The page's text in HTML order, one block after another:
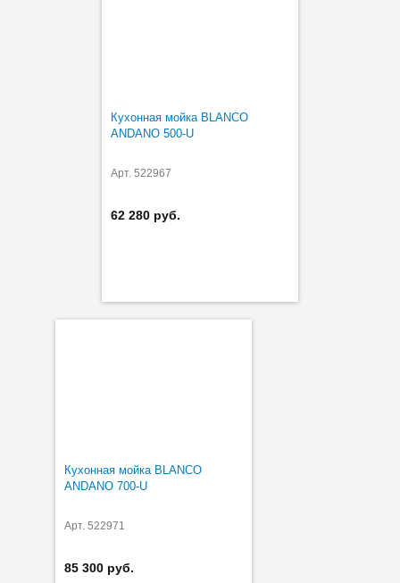
Кухонная мойка BLANCO
ANDANO 500-U
Арт. 522967
62 280 руб.
Кухонная мойка BLANCO
ANDANO 700-U
Арт. 522971
85 300 руб.